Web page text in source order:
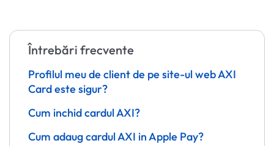
Întrebări frecvente
Profilul meu de client de pe site-ul web AXI
Card este sigur?
Cum inchid cardul AXI?
Cum adaug cardul AXI in Apple Pay?